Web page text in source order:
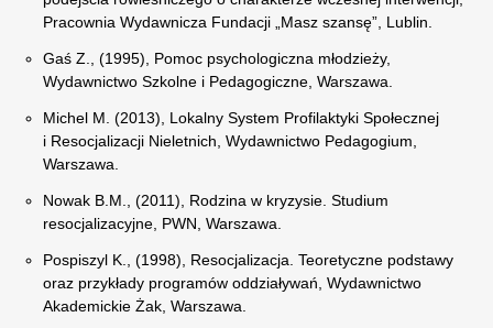
Pracownia Wydawnicza Fundacji „Masz szansę”, Lublin.
Gaś Z., (1995), Pomoc psychologiczna młodzieży,
Wydawnictwo Szkolne i Pedagogiczne, Warszawa.
Michel M. (2013), Lokalny System Profilaktyki Społecznej
i Resocjalizacji Nieletnich, Wydawnictwo Pedagogium,
Warszawa.
Nowak B.M., (2011), Rodzina w kryzysie. Studium
resocjalizacyjne, PWN, Warszawa.
Pospiszyl K., (1998), Resocjalizacja. Teoretyczne podstawy
oraz przykłady programów oddziaływań, Wydawnictwo
Akademickie Żak, Warszawa.